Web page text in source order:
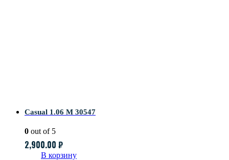
Casual 1.06 M 30547
0 out of 5
2,900.00 ₽
В корзину